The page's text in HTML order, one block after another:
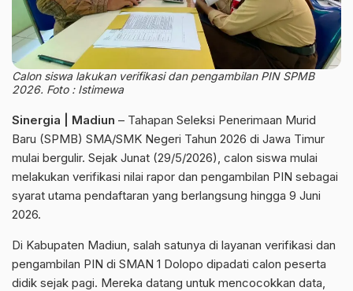
Calon siswa lakukan verifikasi dan pengambilan PIN SPMB
2026. Foto : Istimewa
Sinergia | Madiun – Tahapan Seleksi Penerimaan Murid
Baru (SPMB) SMA/SMK Negeri Tahun 2026 di Jawa Timur
mulai bergulir. Sejak Junat (29/5/2026), calon siswa mulai
melakukan verifikasi nilai rapor dan pengambilan PIN sebagai
syarat utama pendaftaran yang berlangsung hingga 9 Juni
2026.
Di Kabupaten Madiun, salah satunya di layanan verifikasi dan
pengambilan PIN di SMAN 1 Dolopo dipadati calon peserta
didik sejak pagi. Mereka datang untuk mencocokkan data,